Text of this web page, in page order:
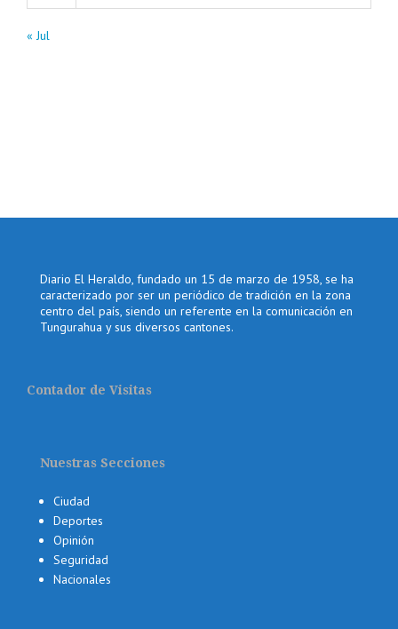
« Jul
Diario El Heraldo, fundado un 15 de marzo de 1958, se ha
caracterizado por ser un periódico de tradición en la zona
centro del país, siendo un referente en la comunicación en
Tungurahua y sus diversos cantones.
Contador de Visitas
Nuestras Secciones
Ciudad
Deportes
Opinión
Seguridad
Nacionales